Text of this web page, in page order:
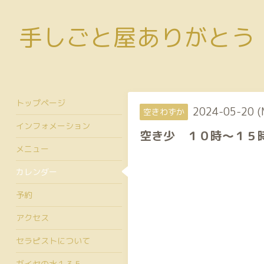
手しごと屋ありがとう
空きわずか 2024-05-20
空き少 １０時〜１５
トップページ
インフォメーション
メニュー
カレンダー
予約
アクセス
セラピストについて